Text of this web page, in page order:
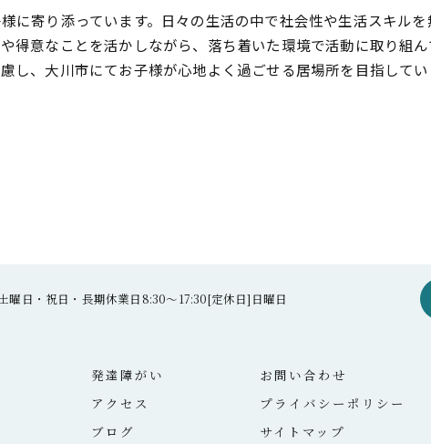
に寄り添っています。日々の生活の中で社会性や生活スキル
得意なことを活かしながら、落ち着いた環境で活動に取り組
、大川市にてお子様が心地よく過ごせる居場所を目指してい
日・祝日・長期休業日8:30～17:30[定休日]日曜日
発達障がい
アクセス
ブログ
お問い合わせ
プライバシーポリシー
サイトマップ